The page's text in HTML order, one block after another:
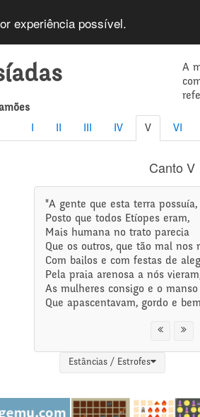
experiência possível.
A
IV V VI
Canto V
"A gente que esta terra possuía,
Posto que todos Etíopes eram,
Mais humana no trato parecia
Que os outros, que tão mal nos
Com bailos e com festas de
Pela praia arenosa a nós
As mulheres consigo e o
Que apascentavam, gordo e
Estâncias / Estrofes